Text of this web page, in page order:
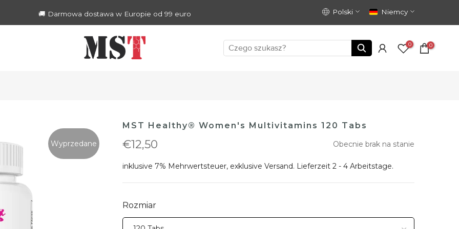
🚚 Darmowa dostawa w Europie od 99 euro Polski Niemcy
0 0
Wyprzedane
MST Healthy® Women's Multivitamins 120 Tabs
€12,50 Obecnie brak na stanie
inklusive 7% Mehrwertsteuer, exklusive Versand. Lieferzeit 2 - 4 Arbeitstage.
Rozmiar